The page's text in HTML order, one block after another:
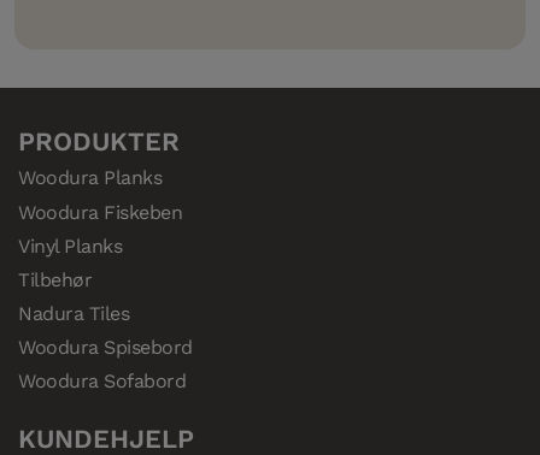
PRODUKTER
Woodura Planks
Woodura Fiskeben
Vinyl Planks
Tilbehør
Nadura Tiles
Woodura Spisebord
Woodura Sofabord
KUNDEHJELP